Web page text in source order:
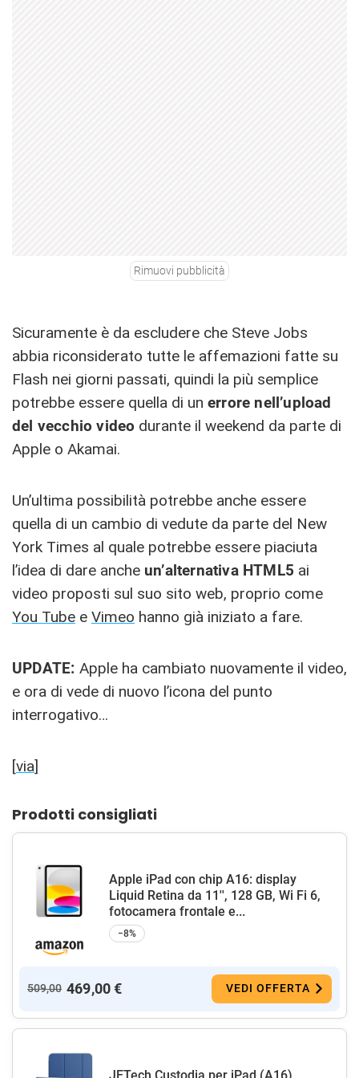
Rimuovi pubblicità
Sicuramente è da escludere che Steve Jobs
abbia riconsiderato tutte le affemazioni fatte su
Flash nei giorni passati, quindi la più semplice
potrebbe essere quella di un errore nell’upload
del vecchio video durante il weekend da parte di
Apple o Akamai.
Un’ultima possibilità potrebbe anche essere
quella di un cambio di vedute da parte del New
York Times al quale potrebbe essere piaciuta
l’idea di dare anche un’alternativa HTML5 ai
video proposti sul suo sito web, proprio come
You Tube e Vimeo hanno già iniziato a fare.
UPDATE: Apple ha cambiato nuovamente il video,
e ora di vede di nuovo l’icona del punto
interrogativo…
[via]
Prodotti consigliati
Apple iPad con chip A16: display
Liquid Retina da 11'', 128 GB, Wi Fi 6,
fotocamera frontale e...
−8%
509,00 469,00 € VEDI OFFERTA
JETech Custodia per iPad (A16)